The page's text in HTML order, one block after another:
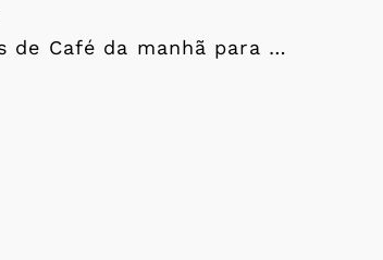
Sugestões de Café da manhã para bebês